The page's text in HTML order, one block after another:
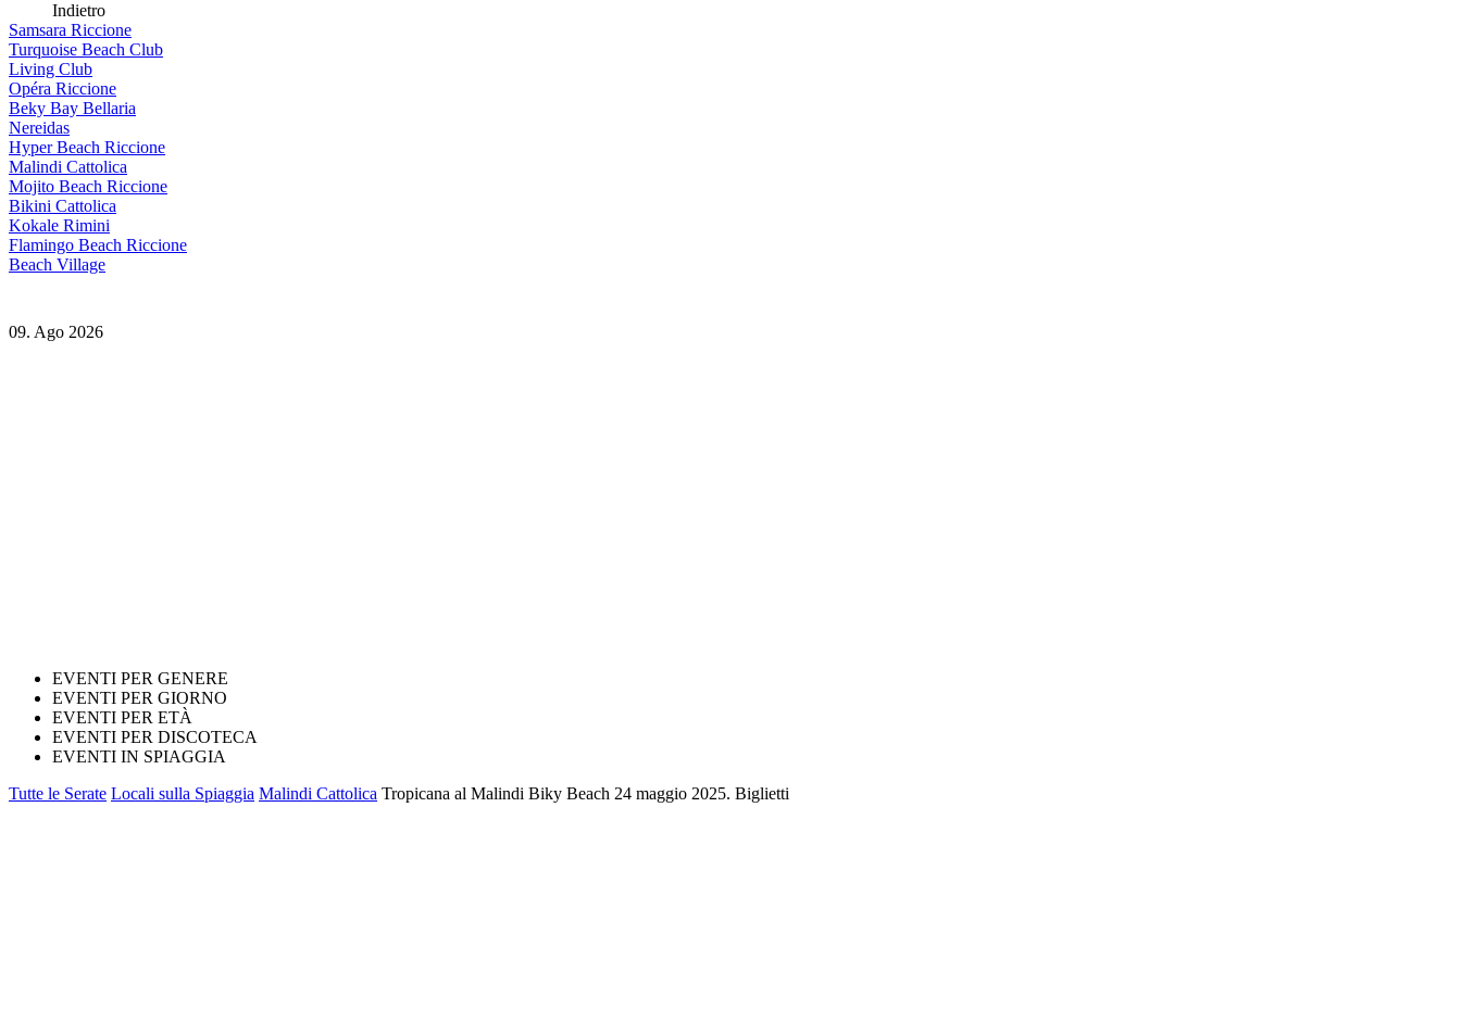
Indietro
Samsara Riccione
Turquoise Beach Club
Living Club
Opéra Riccione
Beky Bay Bellaria
Nereidas
Hyper Beach Riccione
Malindi Cattolica
Mojito Beach Riccione
Bikini Cattolica
Kokale Rimini
Flamingo Beach Riccione
Beach Village
09. Ago 2026
EVENTI PER GENERE
EVENTI PER GIORNO
EVENTI PER ETÀ
EVENTI PER DISCOTECA
EVENTI IN SPIAGGIA
Tutte le Serate Locali sulla Spiaggia Malindi Cattolica Tropicana al Malindi Biky Beach 24 maggio 2025. Biglietti